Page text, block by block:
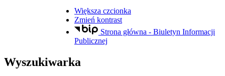
Większa czcionka
Zmień kontrast
Strona główna - Biuletyn Informacji
Publicznej
Wyszukiwarka